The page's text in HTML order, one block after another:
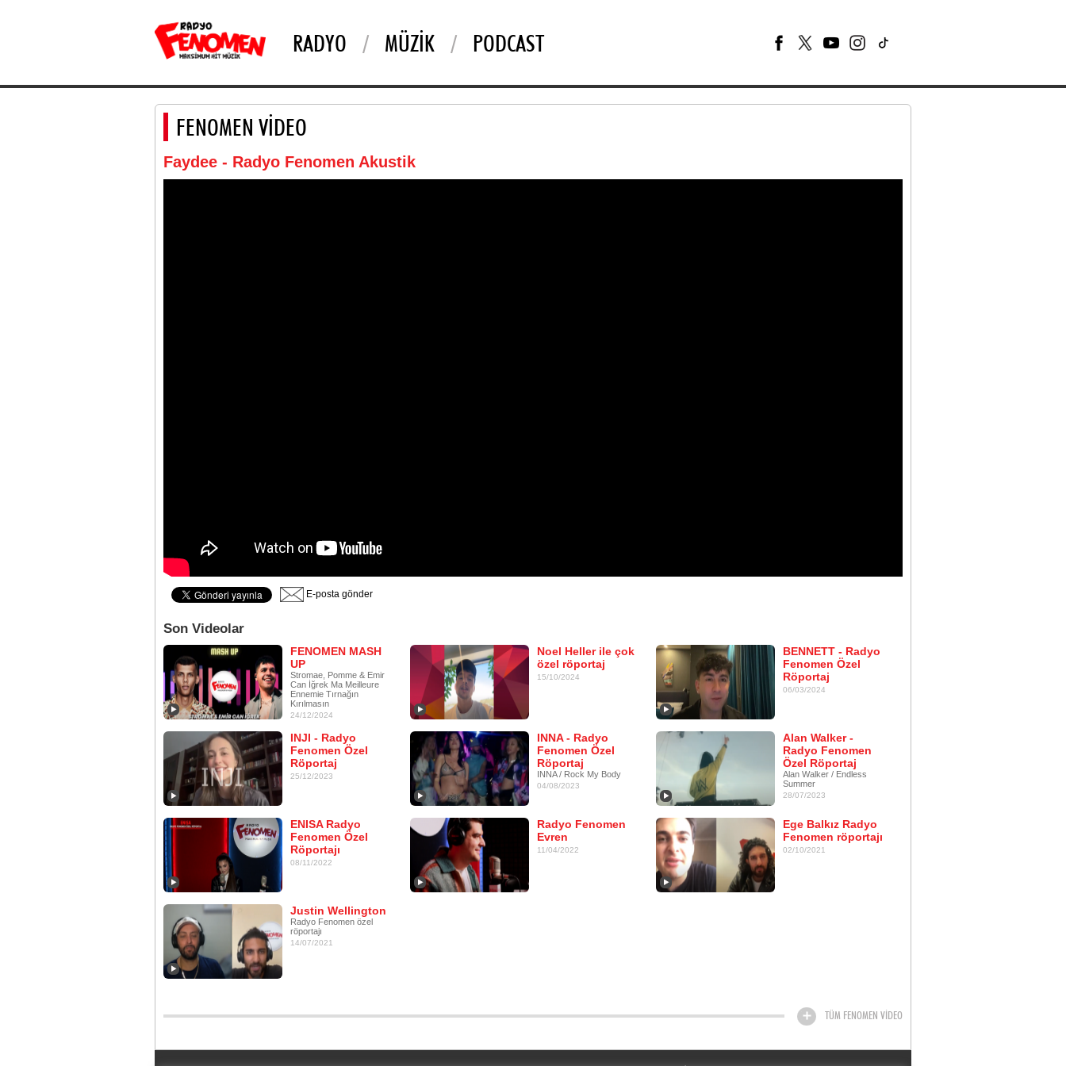
RADYO MÜZIK PODCAST
FENOMEN VİDEO
Faydee - Radyo Fenomen Akustik
E-posta gönder
Son Videolar
FENOMEN MASH
UP
Stromae, Pomme & Emir
Can İğrek Ma Meilleure
Ennemie Tırnağın
Kırılmasın
24/12/2024
Noel Heller ile çok
özel röportaj
15/10/2024
BENNETT - Radyo
Fenomen Özel
Röportaj
06/03/2024
INJI - Radyo
Fenomen Özel
Röportaj
25/12/2023
INNA - Radyo
Fenomen Özel
Röportaj
INNA / Rock My Body
04/08/2023
Alan Walker -
Radyo Fenomen
Özel Röportaj
Alan Walker / Endless
Summer
28/07/2023
ENISA Radyo
Fenomen Özel
Röportajı
08/11/2022
Radyo Fenomen
Evren
11/04/2022
Ege Balkız Radyo
Fenomen röportajı
02/10/2021
Justin Wellington
Radyo Fenomen özel
röportajı
14/07/2021
TÜM FENOMEN VİDEO